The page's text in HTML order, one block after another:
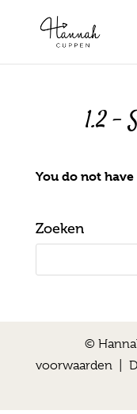
1.2
You do not
Zoeken
©
voorwaarden|